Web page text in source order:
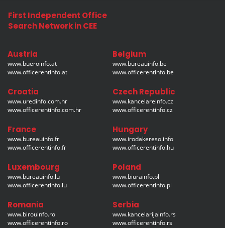
First Independent Office
Search Network in CEE
Austria
www.bueroinfo.at
www.officerentinfo.at
Belgium
www.bureauinfo.be
www.officerentinfo.be
Croatia
www.uredinfo.com.hr
www.officerentinfo.com.hr
Czech Republic
www.kancelareinfo.cz
www.officerentinfo.cz
France
www.bureauinfo.fr
www.officerentinfo.fr
Hungary
www.irodakereso.info
www.officerentinfo.hu
Luxembourg
www.bureauinfo.lu
www.officerentinfo.lu
Poland
www.biurainfo.pl
www.officerentinfo.pl
Romania
www.birouinfo.ro
www.officerentinfo.ro
Serbia
www.kancelarijainfo.rs
www.officerentinfo.rs